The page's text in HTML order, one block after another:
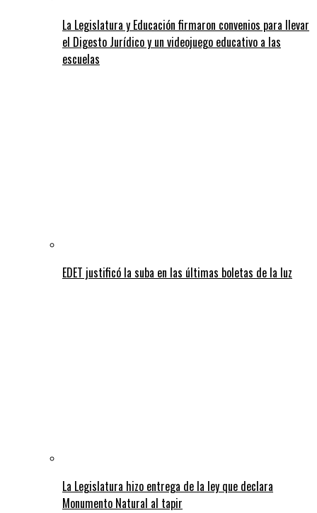
La Legislatura y Educación firmaron convenios para llevar
el Digesto Jurídico y un videojuego educativo a las
escuelas
EDET justificó la suba en las últimas boletas de la luz
La Legislatura hizo entrega de la ley que declara
Monumento Natural al tapir